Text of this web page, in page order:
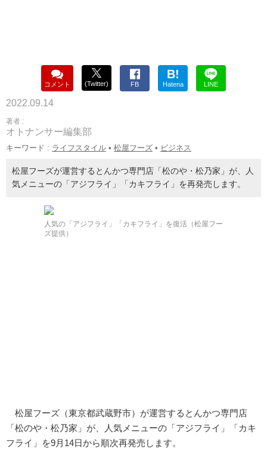
コメント (Twitter) FB
B!
Hatena LINE
2022.09.14
著者 :
オトナンサー編集部
キーワード : ライフスタイル • 松屋フーズ • ビジネス
松屋フーズが運営するとんかつ専門店「松のや・松乃家」が、人
気メニューの「アジフライ」「カキフライ」を再発売します。
人気の「アジフライ」「カキフライ」を復活（松屋フー
ズ提供）
松屋フーズ（東京都武蔵野市）が運営するとんかつ専門店
「松のや・松乃家」が、人気メニューの「アジフライ」「カキ
フライ」を9月14日から順次再発売します。